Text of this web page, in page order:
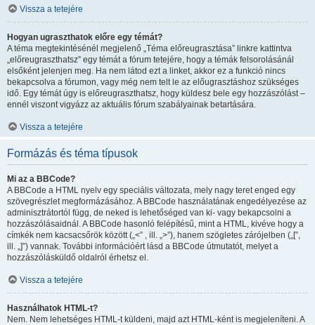
Vissza a tetejére
Hogyan ugraszthatok előre egy témát?
A téma megtekintésénél megjelenő „Téma előreugrasztása” linkre kattintva
„előreugraszthatsz” egy témát a fórum tetejére, hogy a témák felsorolásánál
elsőként jelenjen meg. Ha nem látod ezt a linket, akkor ez a funkció nincs
bekapcsolva a fórumon, vagy még nem telt le az előugrasztáshoz szükséges
idő. Egy témát úgy is előreugraszthatsz, hogy küldesz bele egy hozzászólást –
ennél viszont vigyázz az aktuális fórum szabályainak betartására.
Vissza a tetejére
Formázás és téma típusok
Mi az a BBCode?
A BBCode a HTML nyelv egy speciális változata, mely nagy teret enged egy
szövegrészlet megformázásához. A BBCode használatának engedélyezése az
adminisztrátortól függ, de neked is lehetőséged van ki- vagy bekapcsolni a
hozzászólásaidnál. A BBCode hasonló felépítésű, mint a HTML, kivéve hogy a
címkék nem kacsacsőrök között („<” , ill. „>”), hanem szögletes zárójelben („[”,
ill. „]”) vannak. További információért lásd a BBCode útmutatót, melyet a
hozzászólásküldő oldalról érhetsz el.
Vissza a tetejére
Használhatok HTML-t?
Nem. Nem lehetséges HTML-t küldeni, majd azt HTML-ként is megjeleníteni. A